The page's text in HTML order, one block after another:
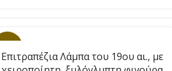
Επιτραπέζια Λάμπα του 19ου αι., με